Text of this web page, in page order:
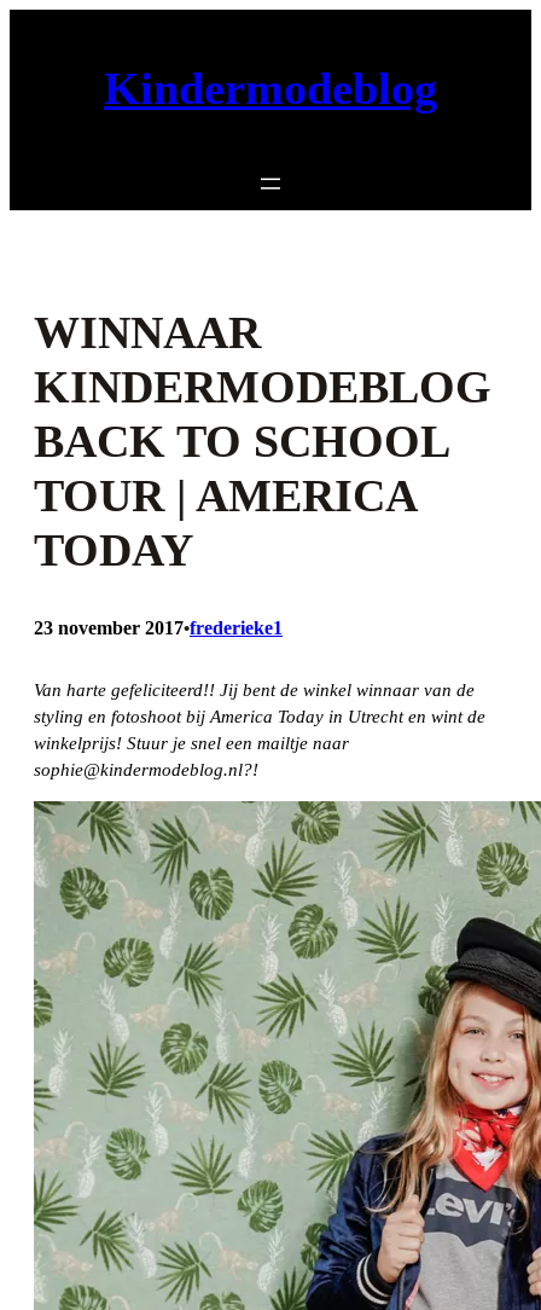
Kindermodeblog
WINNAAR
KINDERMODEBLOG
BACK TO SCHOOL
TOUR | AMERICA
TODAY
23 november 2017•frederieke1
Van harte gefeliciteerd!! Jij bent de winkel winnaar van de
styling en fotoshoot bij America Today in Utrecht en wint de
winkelprijs! Stuur je snel een mailtje naar
sophie@kindermodeblog.nl?!